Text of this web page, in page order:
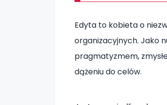
Edyta to kobieta o
organizacyjnych. Jako
pragmatyzmem,
dążeniu do celów.